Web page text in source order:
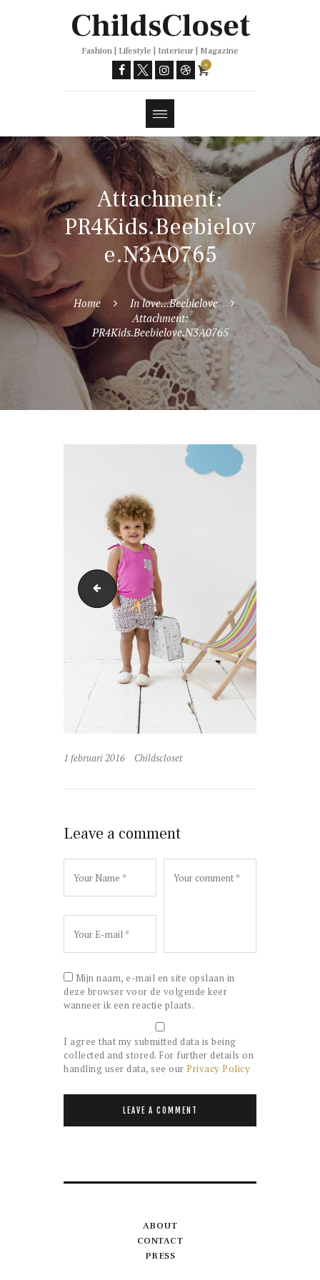
ChildsCloset
Fashion | Lifestyle | Interieur | Magazine
0
Attachment:
PR4Kids.Beebielov
e.N3A0765
Home
In love...Beebielove
Attachment:
PR4Kids.Beebielove.N3A0765
Trends
PR4Kids.Beebielove.N3A090
1 februari 2016 Childscloset
Leave a comment
Mijn naam, e-mail en site opslaan in
deze browser voor de volgende keer
wanneer ik een reactie plaats.
I agree that my submitted data is being
collected and stored. For further details on
handling user data, see our Privacy Policy
ABOUT
CONTACT
PRESS